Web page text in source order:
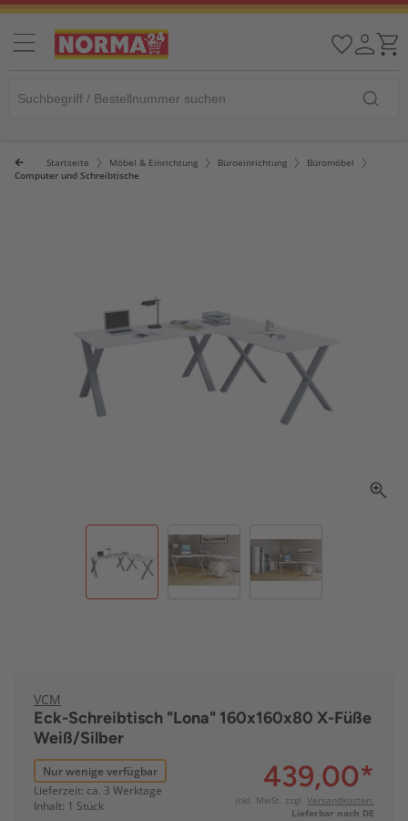
Startseite Möbel & Einrichtung Büroeinrichtung
Büromöbel
Computer und Schreibtische
VCM
Eck-Schreibtisch "Lona" 160x160x80 X-Füße
Weiß/Silber
Nur wenige verfügbar
Lieferzeit: ca. 3 Werktage
Inhalt: 1 Stück
439,00*
inkl. MwSt. zzgl. Versandkosten:
Lieferbar nach DE